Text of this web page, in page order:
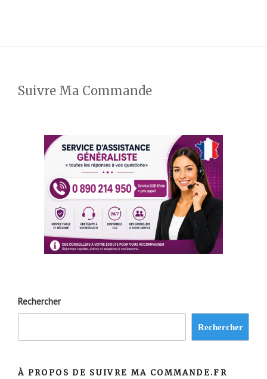
Suivre Ma Commande
Rechercher
Rechercher
À PROPOS DE SUIVRE MA COMMANDE.FR